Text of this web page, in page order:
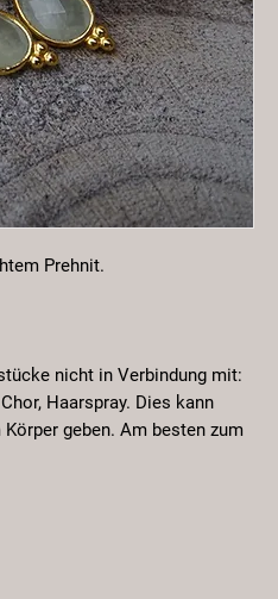
Prehnit.
nicht in Verbindung mit:
Haarspray. Dies kann
geben. Am besten zum